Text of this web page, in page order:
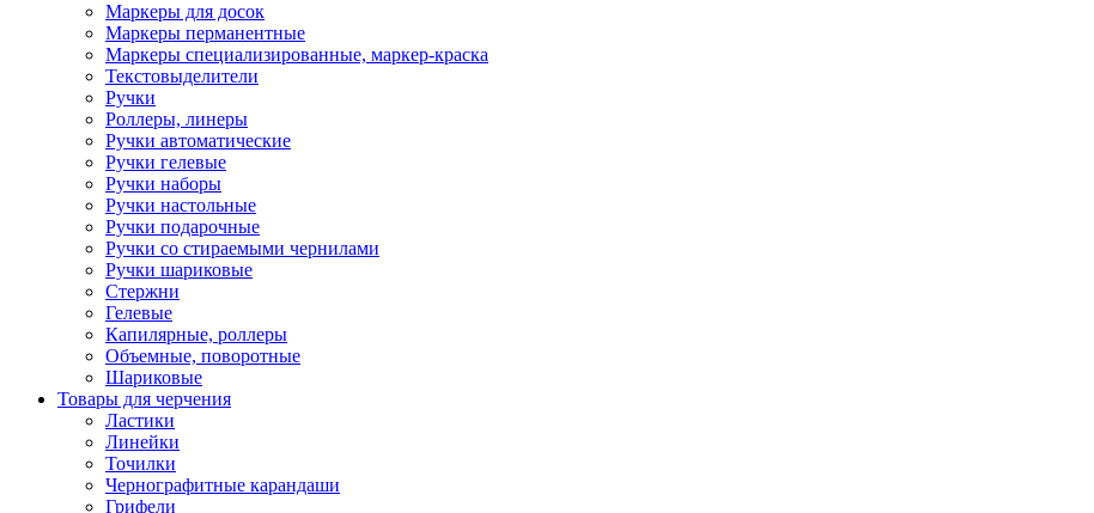
Маркеры для досок
Маркеры перманентные
Маркеры специализированные, маркер-краска
Текстовыделители
Ручки
Роллеры, линеры
Ручки автоматические
Ручки гелевые
Ручки наборы
Ручки настольные
Ручки подарочные
Ручки со стираемыми чернилами
Ручки шариковые
Стержни
Гелевые
Капилярные, роллеры
Объемные, поворотные
Шариковые
Товары для черчения
Ластики
Линейки
Точилки
Чернографитные карандаши
Грифели